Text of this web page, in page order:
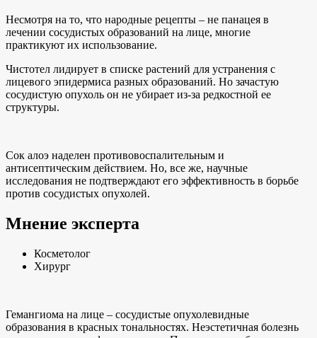
Несмотря на то, что народные рецепты – не панацея в
лечении сосудистых образований на лице, многие
практикуют их использование.
Чистотел лидирует в списке растений для устранения с
лицевого эпидермиса разных образований. Но зачастую
сосудистую опухоль он не убирает из-за редкостной ее
структуры.
Сок алоэ наделен противовоспалительным и
антисептическим действием. Но, все же, научные
исследования не подтверждают его эффективность в борьбе
против сосудистых опухолей.
Мнение эксперта
Косметолог
Хирург
Гемангиома на лице – сосудистые опухолевидные
образования в красных тональностях. Неэстетичная болезнь